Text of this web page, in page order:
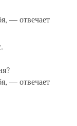
— отвечает
— отвечает